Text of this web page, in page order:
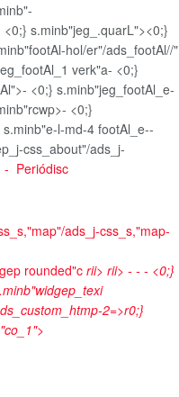
s.minb"jeg_.quarL"><0;}
hol/er"/ads_footAl//"
verk"a- <0;}
<0;} s.minb"jeg_footAl_e-
<0;}
l-md-4 footAl_e--
css_about"/ads_j-
- Periódisc
ads_j-css_s,"map-
rounded"crii> rii> - - - <0;}
2=>r0;}